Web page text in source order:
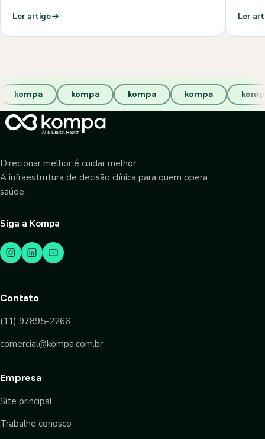
Ler artigo
Ler
kompa kompa kompa kompa
Direcionar melhor é cuidar melhor.
A infraestrutura de decisão clínica para quem opera
saúde.
Siga a Kompa
Contato
(11) 97895-2266
comercial@kompa.com.br
Empresa
Site principal
Trabalhe conosco